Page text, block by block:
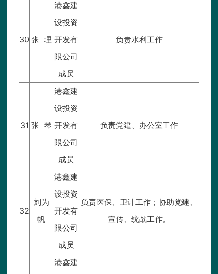
30 张 理
港鑫建
设投资
开发有
限公司
成员
负责水利工作
31 张 琴
港鑫建
设投资
开发有
限公司
成员
负责党建、办公室工作
32
刘为
帆
港鑫建
设投资
开发有
限公司
成员
负责医保、卫计工作；协助党建、
宣传、统战工作。
港鑫建